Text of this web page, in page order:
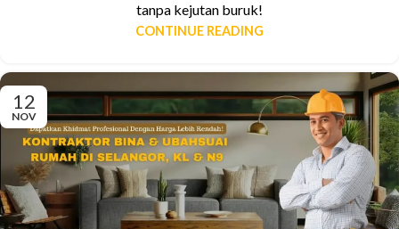
tanpa kejutan buruk!
CONTINUE READING
12
NOV